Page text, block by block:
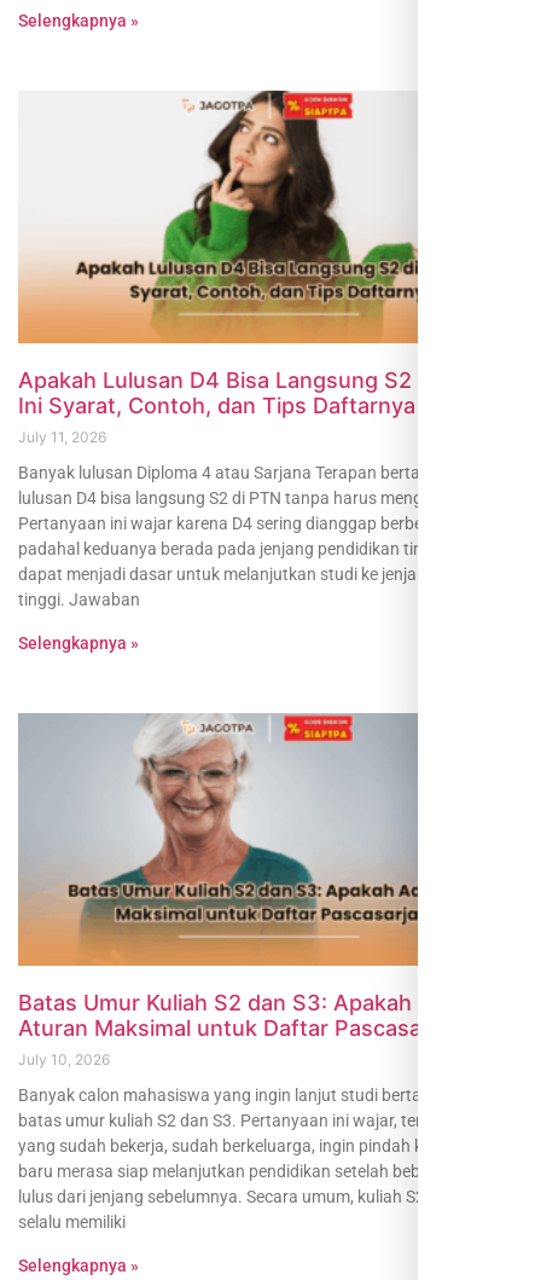
Selengkapnya »
Apakah Lulusan D4 Bisa Langsung S2 di PTN?
Ini Syarat, Contoh, dan Tips Daftarnya
July 11, 2026
Banyak lulusan Diploma 4 atau Sarjana Terapan bertanya, apakah
lulusan D4 bisa langsung S2 di PTN tanpa harus mengambil S1 lagi.
Pertanyaan ini wajar karena D4 sering dianggap berbeda dari S1,
padahal keduanya berada pada jenjang pendidikan tinggi yang
dapat menjadi dasar untuk melanjutkan studi ke jenjang lebih
tinggi. Jawaban
Selengkapnya »
Batas Umur Kuliah S2 dan S3: Apakah Ada
Aturan Maksimal untuk Daftar Pascasarjana?
July 10, 2026
Banyak calon mahasiswa yang ingin lanjut studi bertanya tentang
batas umur kuliah S2 dan S3. Pertanyaan ini wajar, terutama bagi
yang sudah bekerja, sudah berkeluarga, ingin pindah karier, atau
baru merasa siap melanjutkan pendidikan setelah beberapa tahun
lulus dari jenjang sebelumnya. Secara umum, kuliah S2 dan S3 tidak
selalu memiliki
Selengkapnya »